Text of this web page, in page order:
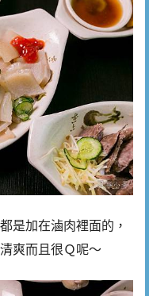
是加在滷肉裡面的，
爽而且很Ｑ呢～